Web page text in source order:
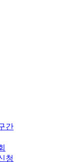
간
청